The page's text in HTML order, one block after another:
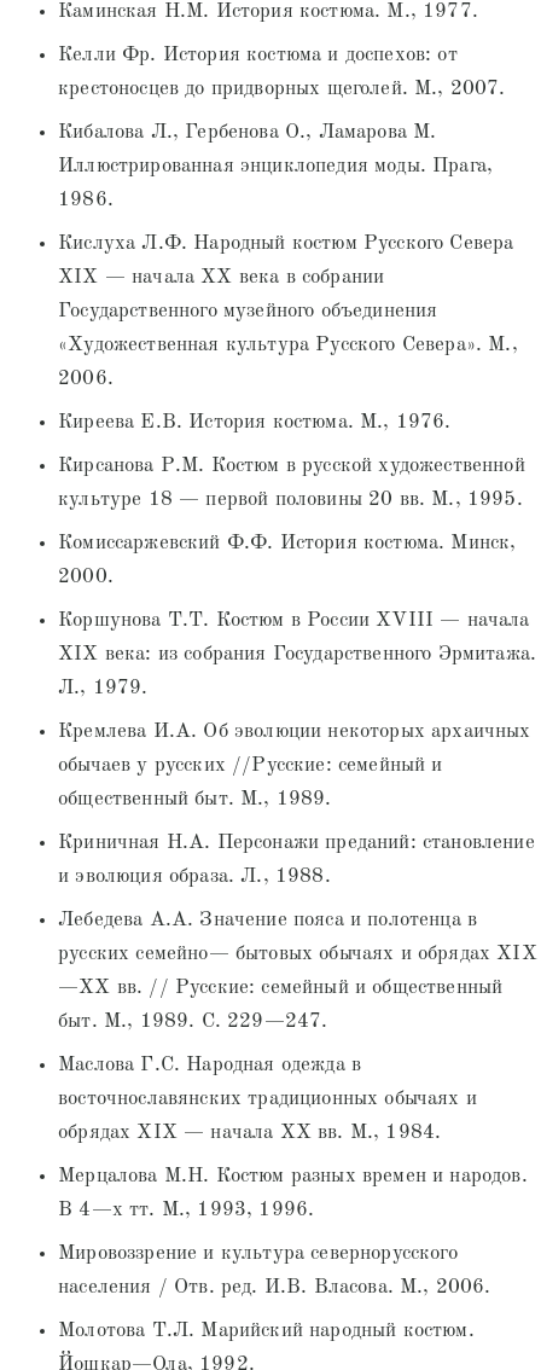
Каминская Н.М. История костюма. М., 1977.
Келли Фр. История костюма и доспехов: от
крестоносцев до придворных щеголей. М., 2007.
Кибалова Л., Гербенова О., Ламарова М.
Иллюстрированная энциклопедия моды. Прага,
1986.
Кислуха Л.Ф. Народный костюм Русского Севера
XIX — начала XX века в собрании
Государственного музейного объединения
«Художественная культура Русского Севера». М.,
2006.
Киреева Е.В. История костюма. М., 1976.
Кирсанова Р.М. Костюм в русской художественной
культуре 18 — первой половины 20 вв. М., 1995.
Комиссаржевский Ф.Ф. История костюма. Минск,
2000.
Коршунова Т.Т. Костюм в России XVIII — начала
XIX века: из собрания Государственного Эрмитажа.
Л., 1979.
Кремлева И.А. Об эволюции некоторых архаичных
обычаев у русских //Русские: семейный и
общественный быт. М., 1989.
Криничная Н.А. Персонажи преданий: становление
и эволюция образа. Л., 1988.
Лебедева А.А. Значение пояса и полотенца в
русских семейно— бытовых обычаях и обрядах XIX
—XX вв. // Русские: семейный и общественный
быт. М., 1989. С. 229—247.
Маслова Г.С. Народная одежда в
восточнославянских традиционных обычаях и
обрядах XIX — начала XX вв. М., 1984.
Мерцалова М.Н. Костюм разных времен и народов.
В 4—х тт. М., 1993, 1996.
Мировоззрение и культура севернорусского
населения / Отв. ред. И.В. Власова. М., 2006.
Молотова Т.Л. Марийский народный костюм.
Йошкар—Ола, 1992.